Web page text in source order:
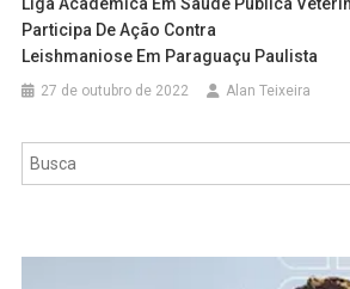
Participa De Ação Contra
Leishmaniose Em Paraguaçu Paulista
27 de outubro de 2022 Alan Teixeira
Pesquisar